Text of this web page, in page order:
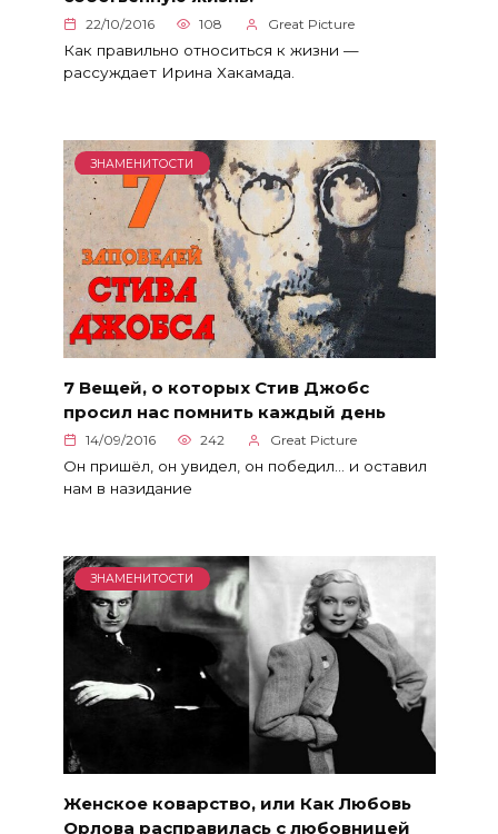
22/10/2016 108 Great Picture
Как правильно относиться к жизни —
рассуждает Ирина Хакамада.
ЗНАМЕНИТОСТИ
7 Вещей, о которых Стив Джобс
просил нас помнить каждый день
14/09/2016 242 Great Picture
Он пришёл, он увидел, он победил… и оставил
нам в назидание
ЗНАМЕНИТОСТИ
Женское коварство, или Как Любовь
Орлова расправилась с любовницей